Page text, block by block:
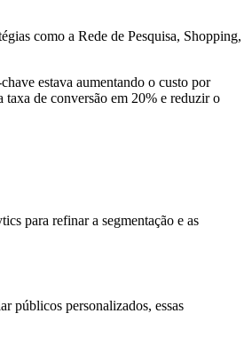
como a Rede de Pesquisa, Shopping,
estava aumentando o custo por
de conversão em 20% e reduzir o
para refinar a segmentação e as
públicos personalizados, essas